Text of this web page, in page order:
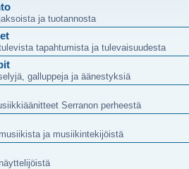
ja tuotannosta
tapahtumista ja tulevaisuudesta
galluppeja ja äänestyksiä
Serranon perheestä
ja musiikintekijöistä